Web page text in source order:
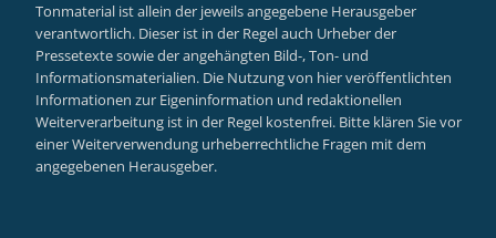
Tonmaterial ist allein der jeweils angegebene Herausgeber
verantwortlich. Dieser ist in der Regel auch Urheber der
Pressetexte sowie der angehängten Bild-, Ton- und
Informationsmaterialien. Die Nutzung von hier veröffentlichten
Informationen zur Eigeninformation und redaktionellen
Weiterverarbeitung ist in der Regel kostenfrei. Bitte klären Sie vor
einer Weiterverwendung urheberrechtliche Fragen mit dem
angegebenen Herausgeber.